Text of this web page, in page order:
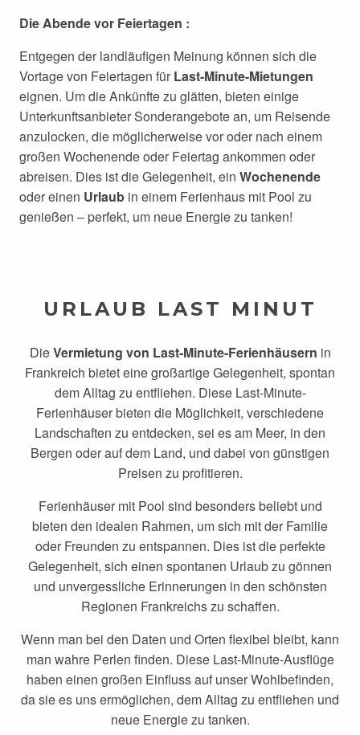
Die Abende vor Feiertagen :
Entgegen der landläufigen Meinung können sich die
Vortage von Feiertagen für Last-Minute-Mietungen
eignen. Um die Ankünfte zu glätten, bieten einige
Unterkunftsanbieter Sonderangebote an, um Reisende
anzulocken, die möglicherweise vor oder nach einem
großen Wochenende oder Feiertag ankommen oder
abreisen. Dies ist die Gelegenheit, ein Wochenende
oder einen Urlaub in einem Ferienhaus mit Pool zu
genießen – perfekt, um neue Energie zu tanken!
URLAUB LAST MINUT
DieVermietung von Last-Minute-Ferienhäusern in
Frankreich bietet eine großartige Gelegenheit, spontan
dem Alltag zu entfliehen. Diese Last-Minute-
Ferienhäuser bieten die Möglichkeit, verschiedene
Landschaften zu entdecken, sei es am Meer, in den
Bergen oder auf dem Land, und dabei von günstigen
Preisen zu profitieren.
Ferienhäuser mit Pool sind besonders beliebt und
bieten den idealen Rahmen, um sich mit der Familie
oder Freunden zu entspannen. Dies ist die perfekte
Gelegenheit, sich einen spontanen Urlaub zu gönnen
und unvergessliche Erinnerungen in den schönsten
Regionen Frankreichs zu schaffen.
Wenn man bei den Daten und Orten flexibel bleibt, kann
man wahre Perlen finden. Diese Last-Minute-Ausflüge
haben einen großen Einfluss auf unser Wohlbefinden,
da sie es uns ermöglichen, dem Alltag zu entfliehen und
neue Energie zu tanken.